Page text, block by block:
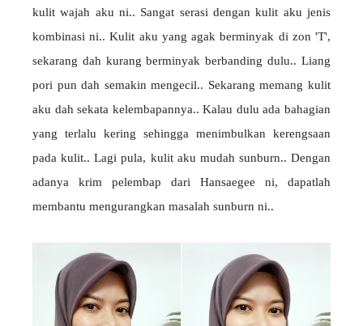
kulit wajah aku ni.. Sangat serasi dengan kulit aku jenis
kombinasi ni.. Kulit aku yang agak berminyak di zon 'T',
sekarang dah kurang berminyak berbanding dulu.. Liang
pori pun dah semakin mengecil.. Sekarang memang kulit
aku dah sekata kelembapannya.. Kalau dulu ada bahagian
yang terlalu kering sehingga menimbulkan kerengsaan
pada kulit.. Lagi pula, kulit aku mudah sunburn.. Dengan
adanya krim pelembap dari Hansaegee ni, dapatlah
membantu mengurangkan masalah sunburn ni..